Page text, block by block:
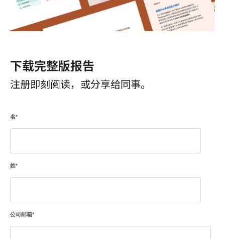
下载完整版报告
注册即刻阅读，或分享给同事。
名*
姓*
公司邮箱*